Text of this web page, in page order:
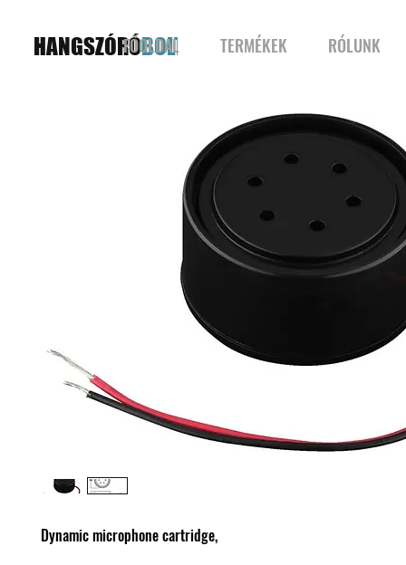
HANGSZÓRÓBOLT
FŐOLDAL TERMÉKEK RÓLUNK
Dynamic microphone cartridge,